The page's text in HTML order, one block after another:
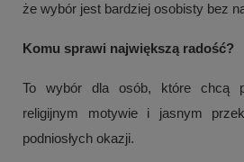
że wybór jest bardziej osobisty bez
Komu sprawi największą radość?
To wybór dla osób, które chcą
religijnym motywie i jasnym
podniosłych okazji.